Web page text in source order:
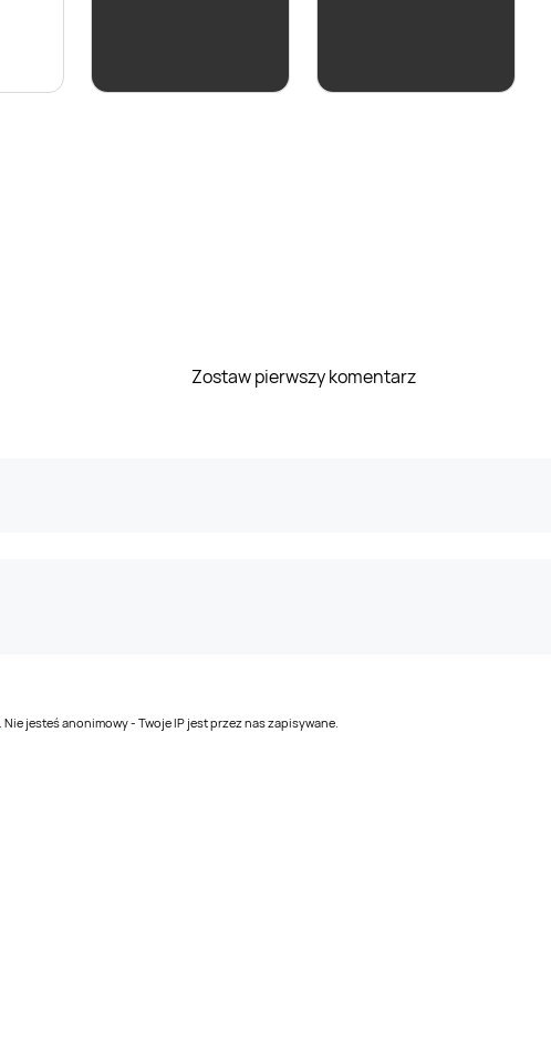
Zostaw pierwszy komentarz
. Nie jesteś anonimowy - Twoje IP jest przez nas zapisywane.